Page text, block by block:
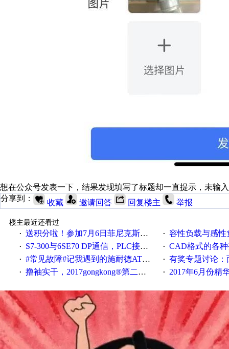
想在公众号发表一下，结果发现填写了标题却一直提示，未输
分享到：
收藏 邀请回答 回复楼主 举报
楼主最近还看过
· 送积分啦！参加7月6日菲尼克斯在线研讨会即得 · 容性负载与感性负
· S7-300与6SE70 DP通信，PLC接收到数据不稳定 · CAD格式的各
· #常见故障#记我遇到的施耐德ATV12变频器故障 · 有奖专题讨论：面对低压变
· 撸袖实干，2017gongkong®第二届智造工程师节正式起航！ · 2017年6月份精